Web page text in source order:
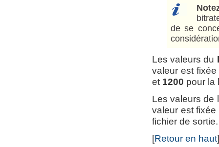
de se
Les valeurs du
valeur est
et 1200 pour la
Les valeurs de
valeur est
fichier de sortie.
[Retour en haut]